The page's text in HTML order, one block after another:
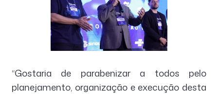
“Gostaria de parabenizar a todos pelo
planejamento, organização e execução desta